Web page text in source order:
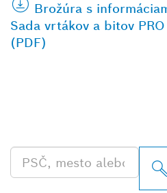
Brožúra s
Sada vrtákov a bitov
(PDF)